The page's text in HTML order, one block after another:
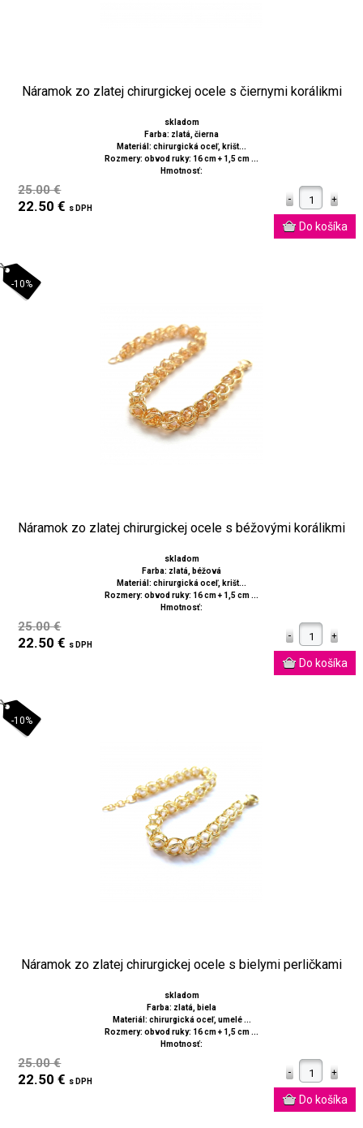
Náramok zo zlatej chirurgickej ocele s čiernymi korálikmi
skladom
Farba: zlatá, čierna
Materiál: chirurgická oceľ, krišt...
Rozmery: obvod ruky: 16 cm + 1,5 cm ...
Hmotnosť:
25.00 €
22.50 € s DPH
-10%
Náramok zo zlatej chirurgickej ocele s béžovými korálikmi
skladom
Farba: zlatá, béžová
Materiál: chirurgická oceľ, krišt...
Rozmery: obvod ruky: 16 cm + 1,5 cm ...
Hmotnosť:
25.00 €
22.50 € s DPH
-10%
Náramok zo zlatej chirurgickej ocele s bielymi perličkami
skladom
Farba: zlatá, biela
Materiál: chirurgická oceľ, umelé ...
Rozmery: obvod ruky: 16 cm + 1,5 cm ...
Hmotnosť:
25.00 €
22.50 € s DPH